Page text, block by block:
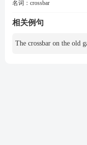
名词： crossbar
相关例句
The crossbar on the old